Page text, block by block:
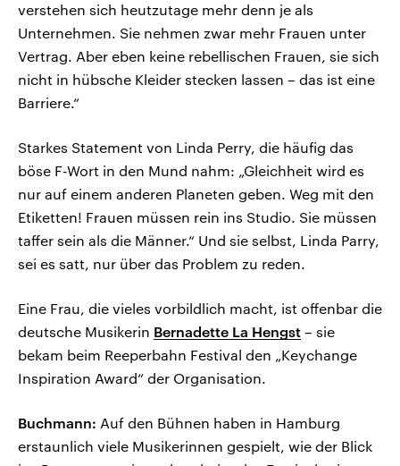
verstehen sich heutzutage mehr denn je als
Unternehmen. Sie nehmen zwar mehr Frauen unter
Vertrag. Aber eben keine rebellischen Frauen, sie sich
nicht in hübsche Kleider stecken lassen – das ist eine
Barriere.“
Starkes Statement von Linda Perry, die häufig das
böse F-Wort in den Mund nahm: „Gleichheit wird es
nur auf einem anderen Planeten geben. Weg mit den
Etiketten! Frauen müssen rein ins Studio. Sie müssen
taffer sein als die Männer.“ Und sie selbst, Linda Parry,
sei es satt, nur über das Problem zu reden.
Eine Frau, die vieles vorbildlich macht, ist offenbar die
deutsche Musikerin Bernadette La Hengst – sie
bekam beim Reeperbahn Festival den „Keychange
Inspiration Award“ der Organisation.
Buchmann: Auf den Bühnen haben in Hamburg
erstaunlich viele Musikerinnen gespielt, wie der Blick